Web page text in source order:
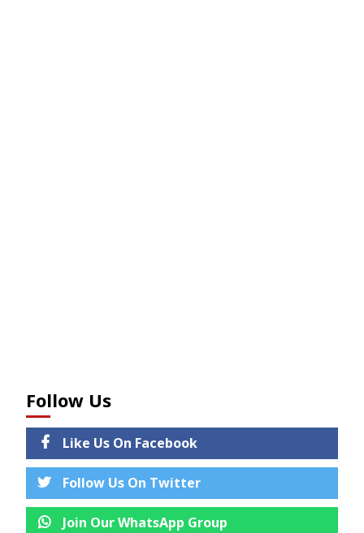
Follow Us
Like Us On Facebook
Follow Us On Twitter
Join Our WhatsApp Group